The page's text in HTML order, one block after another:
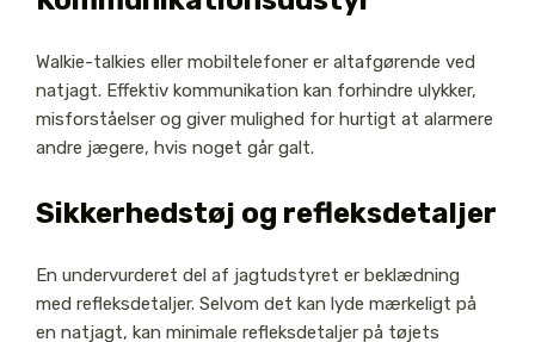
Walkie-talkies eller mobiltelefoner er altafgørende ved
natjagt. Effektiv kommunikation kan forhindre ulykker,
misforståelser og giver mulighed for hurtigt at alarmere
andre jægere, hvis noget går galt.
Sikkerhedstøj og refleksdetaljer
En undervurderet del af jagtudstyret er beklædning
med refleksdetaljer. Selvom det kan lyde mærkeligt på
en natjagt, kan minimale refleksdetaljer på tøjets